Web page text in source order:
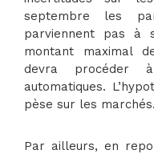
septembre les
parviennent pas à
montant maximal
devra procéder
automatiques.
pèse sur les marchés.
Par ailleurs, en